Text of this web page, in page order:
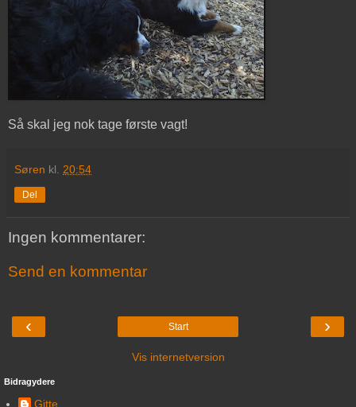
Så skal jeg nok tage første vagt!
Søren kl. 20:54
Del
Ingen kommentarer:
Send en kommentar
‹ ›
Start
Vis internetversion
Bidragydere
Gitte